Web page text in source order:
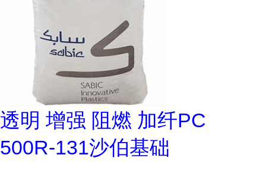
透明 增强 阻燃 加纤PC
500R-131沙伯基础